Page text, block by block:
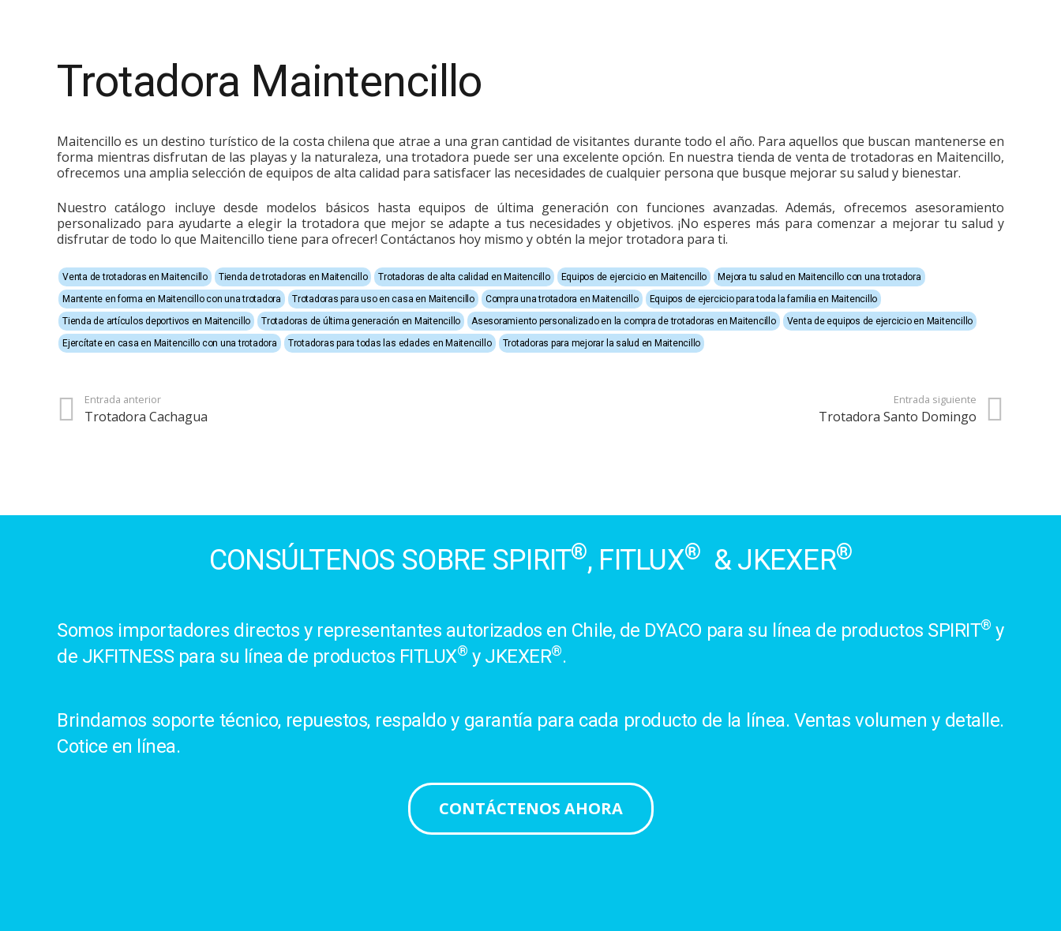
Trotadora Maintencillo
Maitencillo es un destino turístico de la costa chilena que atrae a una gran cantidad de visitantes durante todo el año. Para aquellos que buscan mantenerse en
forma mientras disfrutan de las playas y la naturaleza, una trotadora puede ser una excelente opción. En nuestra tienda de venta de trotadoras en Maitencillo,
ofrecemos una amplia selección de equipos de alta calidad para satisfacer las necesidades de cualquier persona que busque mejorar su salud y bienestar.
Nuestro catálogo incluye desde modelos básicos hasta equipos de última generación con funciones avanzadas. Además, ofrecemos asesoramiento
personalizado para ayudarte a elegir la trotadora que mejor se adapte a tus necesidades y objetivos. ¡No esperes más para comenzar a mejorar tu salud y
disfrutar de todo lo que Maitencillo tiene para ofrecer! Contáctanos hoy mismo y obtén la mejor trotadora para ti.
Venta de trotadoras en Maitencillo Tienda de trotadoras en Maitencillo Trotadoras de alta calidad en Maitencillo Equipos de ejercicio en Maitencillo
Mejora tu salud en Maitencillo con una trotadora
Mantente en forma en Maitencillo con una trotadora
Trotadoras para uso en casa en Maitencillo Compra una trotadora en Maitencillo
Equipos de ejercicio para toda la familia en Maitencillo
Tienda de artículos deportivos en Maitencillo
Trotadoras de última generación en Maitencillo Asesoramiento personalizado en la compra de trotadoras en Maitencillo
Venta de equipos de ejercicio en Maitencillo
Ejercítate en casa en Maitencillo con una trotadora
Trotadoras para todas las edades en Maitencillo Trotadoras para mejorar la salud en Maitencillo
Entrada anterior
Trotadora Cachagua
Entrada siguiente
Trotadora Santo Domingo
CONSÚLTENOS SOBRE SPIRIT®, FITLUX® & JKEXER®
Somos importadores directos y representantes autorizados en Chile, de DYACO para su línea de productos SPIRIT® y
de JKFITNESS para su línea de productos FITLUX® y JKEXER®.
Brindamos soporte técnico, repuestos, respaldo y garantía para cada producto de la línea. Ventas volumen y detalle.
Cotice en línea.
CONTÁCTENOS AHORA